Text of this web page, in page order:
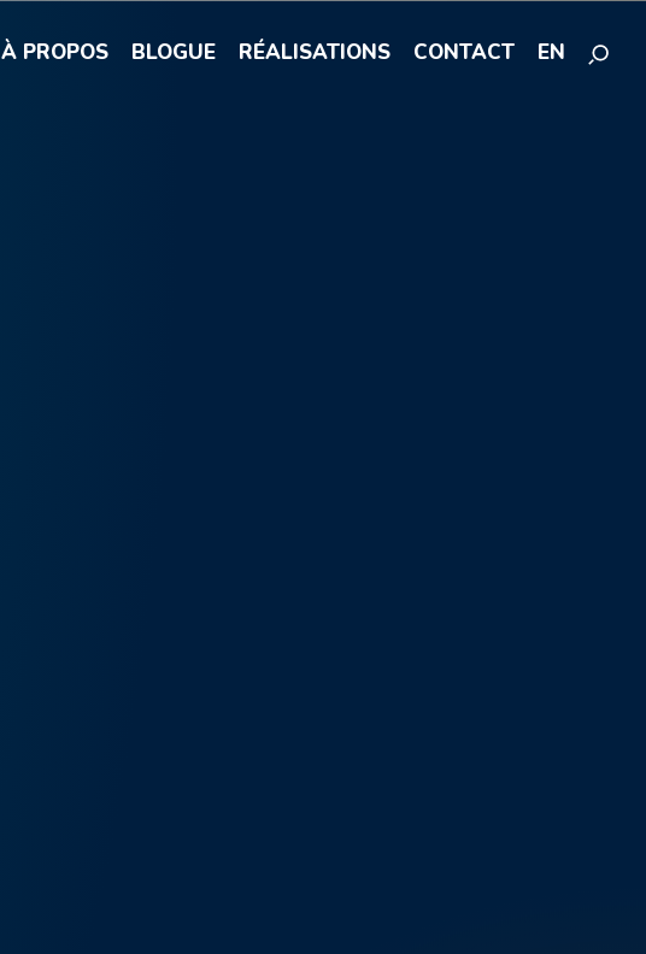
À PROPOS BLOGUE RÉALISATIONS CONTACT EN